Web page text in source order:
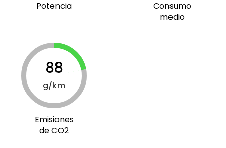
Potencia
Consumo
medio
88
g/km
Emisiones
de CO2